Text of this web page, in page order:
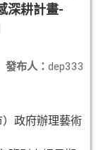
深耕計畫-
發布人： dep333
政府辦理藝術